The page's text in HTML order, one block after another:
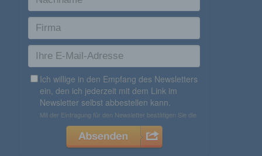
in Form einer Erklärung oder einer sonstigen
eindeutigen bestätigenden Handlung, mit der die
betroffene Person zu verstehen gibt, dass sie mit der
Verarbeitung der sie betreffenden personenbezogenen
Daten einverstanden ist.
Name und Anschrift des für die Verarbeitung
Verantwortlichen
sonstiger in den Mitgliedstaaten der Europäischen Union
geltenden Datenschutzgesetze und anderer Bestimmungen
mit datenschutzrechtlichem Charakter ist die: